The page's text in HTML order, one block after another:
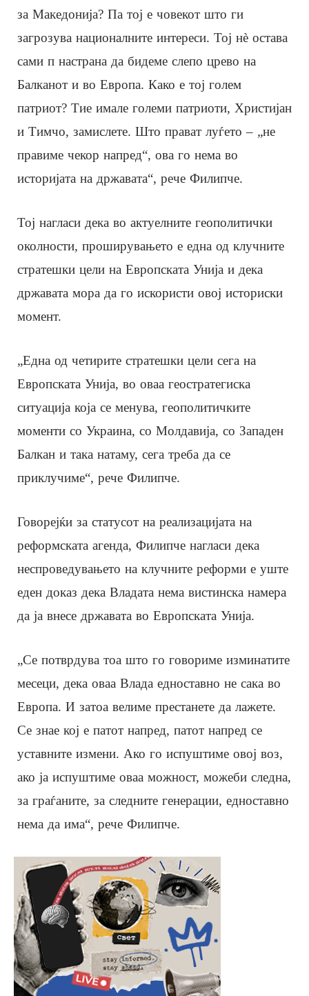
за Македонија? Па тој е човекот што ги
загрозува националните интереси. Тој нè остава
сами п настрана да бидеме слепо црево на
Балканот и во Европа. Како е тој голем
патриот? Тие имале големи патриоти, Христијан
и Тимчо, замислете. Што прават луѓето – „не
правиме чекор напред“, ова го нема во
историјата на државата“, рече Филипче.
Тој нагласи дека во актуелните геополитички
околности, проширувањето е една од клучните
стратешки цели на Европската Унија и дека
државата мора да го искористи овој историски
момент.
„Една од четирите стратешки цели сега на
Европската Унија, во оваа геостратегиска
ситуација која се менува, геополитичките
моменти со Украина, со Молдавија, со Западен
Балкан и така натаму, сега треба да се
приклучиме“, рече Филипче.
Говорејќи за статусот на реализацијата на
реформската агенда, Филипче нагласи дека
неспроведувањето на клучните реформи е уште
еден доказ дека Владата нема вистинска намера
да ја внесе државата во Европската Унија.
„Се потврдува тоа што го говориме изминатите
месеци, дека оваа Влада едноставно не сака во
Европа. И затоа велиме престанете да лажете.
Се знае кој е патот напред, патот напред се
уставните измени. Ако го испуштиме овој воз,
ако ја испуштиме оваа можност, можеби следна,
за граѓаните, за следните генерации, едноставно
нема да има“, рече Филипче.